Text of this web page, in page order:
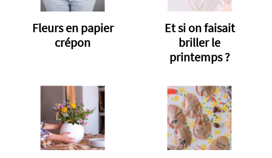
Fleurs en papier
crépon
Et si on faisait
briller le
printemps ?